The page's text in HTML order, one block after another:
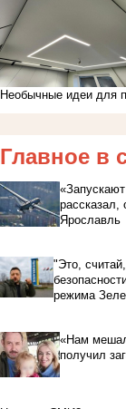
Необычные идеи для
Главное в
рассказал,
Ярославль
"Это,
режима
«Нам
получил